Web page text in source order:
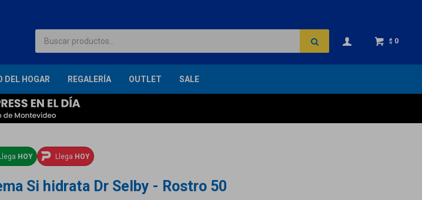
DEL HOGAR REGALERÍA OUTLET SALE
$ 0
HOY Llega HOY
Si hidrata Dr Selby - Rostro 50